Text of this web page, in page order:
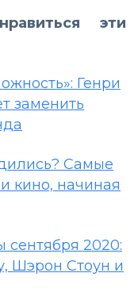
эти
Генри
заменить
Самые
кино, начиная
2020:
Шэрон Стоун и